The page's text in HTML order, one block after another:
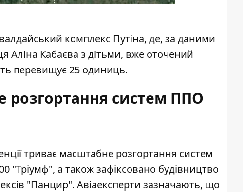
комплекс Путіна, де, за даними
Аліна Кабаєва з дітьми, вже оточений
перевищує 25 одиниць.
розгортання систем ППО
триває масштабне розгортання систем
"Тріумф", а також зафіксовано будівництво
"Панцир". Авіаексперти зазначають, що